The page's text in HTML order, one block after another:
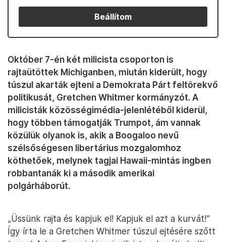
Beállítom
Október 7-én két milicista csoporton is
rajtaütöttek Michiganben, miután kiderült, hogy
túszul akarták ejteni a Demokrata Párt feltörekvő
politikusát, Gretchen Whitmer kormányzót. A
milicisták közösségimédia-jelenlétéből kiderül,
hogy többen támogatják Trumpot, ám vannak
közülük olyanok is, akik a Boogaloo nevű
szélsőségesen libertárius mozgalomhoz
köthetőek, melynek tagjai Hawaii-mintás ingben
robbantanák ki a második amerikai
polgárháborút.
„Üssünk rajta és kapjuk el! Kapjuk el azt a kurvát!”
Így írta le a Gretchen Whitmer túszul ejtésére szőtt